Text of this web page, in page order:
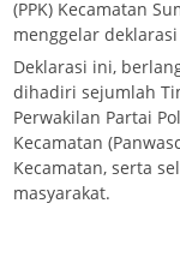
(PPK) Kecamatan
menggelar
Deklarasi ini,
dihadiri sejumlah
Perwakilan Partai
Kecamatan
Kecamatan, serta
masyarakat.